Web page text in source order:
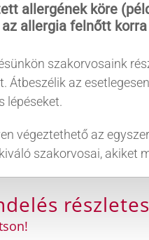
allergének köre
allergia felnőtt
szakorvosaink
Átbeszélik az
lépéseket.
végeztethető az
szakorvosai, akiket